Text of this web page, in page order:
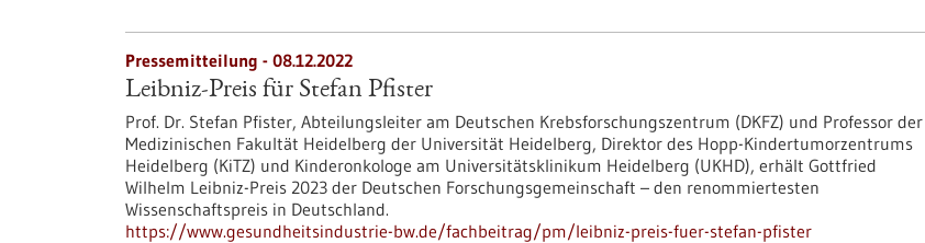
Pressemitteilung - 08.12.2022
Leibniz-Preis für Stefan Pfister
Prof. Dr. Stefan Pfister, Abteilungsleiter am Deutschen Krebsforschungszentrum (DKFZ) und Professor der
Medizinischen Fakultät Heidelberg der Universität Heidelberg, Direktor des Hopp-Kindertumorzentrums
Heidelberg (KiTZ) und Kinderonkologe am Universitätsklinikum Heidelberg (UKHD), erhält Gottfried
Wilhelm Leibniz-Preis 2023 der Deutschen Forschungsgemeinschaft – den renommiertesten
Wissenschaftspreis in Deutschland.
https://www.gesundheitsindustrie-bw.de/fachbeitrag/pm/leibniz-preis-fuer-stefan-pfister